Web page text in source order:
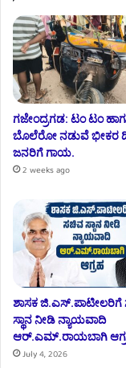
ಗಜೇಂದ್ರಗಡ: ಟಂ ಟಂ
ಬೊಲೆರೋ ನಡುವೆ ಭೀಕರ
ಜನರಿಗೆ ಗಾಯ.
2 weeks ago
ಶಾಸಕ
ಸ್ಥಾನ ನೀಡಿ ನ್ಯಾಯವಾದಿ
ಆರ್.‌ಎಮ್.‌ರಾಯಬಾಗಿ
July 4, 2026